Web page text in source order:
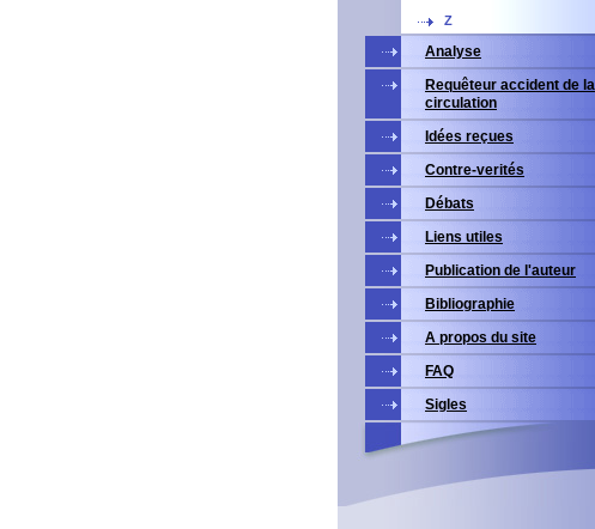
Z
Analyse
Requêteur accident de la
circulation
Idées reçues
Contre-verités
Débats
Liens utiles
Publication de l'auteur
Bibliographie
A propos du site
FAQ
Sigles